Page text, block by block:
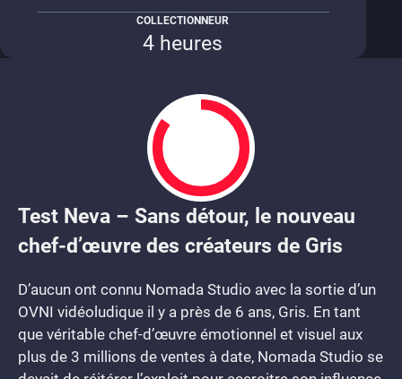
COLLECTIONNEUR
4 heures
8.5
Test Neva – Sans détour, le nouveau
chef-d’œuvre des créateurs de Gris
D’aucun ont connu Nomada Studio avec la sortie d’un
OVNI vidéoludique il y a près de 6 ans, Gris. En tant
que véritable chef-d’œuvre émotionnel et visuel aux
plus de 3 millions de ventes à date, Nomada Studio se